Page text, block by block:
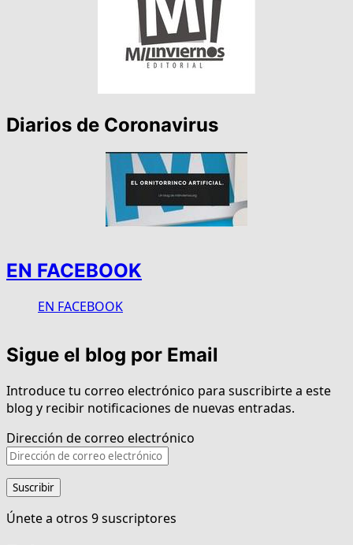
Diarios de Coronavirus
EN FACEBOOK
EN FACEBOOK
Sigue el blog por Email
Introduce tu correo electrónico para suscribirte a este
blog y recibir notificaciones de nuevas entradas.
Dirección de correo electrónico
Suscribir
Únete a otros 9 suscriptores